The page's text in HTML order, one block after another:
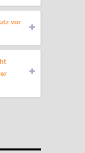
vor